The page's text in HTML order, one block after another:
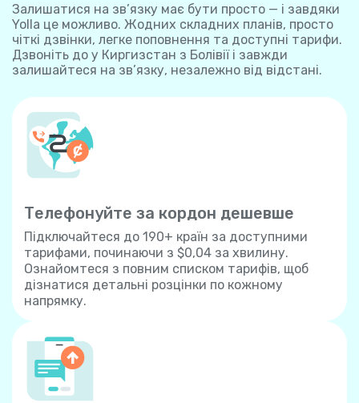
Залишатися на зв’язку має бути просто — і завдяки
Yolla це можливо. Жодних складних планів, просто
чіткі дзвінки, легке поповнення та доступні тарифи.
Дзвоніть до у Киргизстан з Болівії і завжди
залишайтеся на зв’язку, незалежно від відстані.
Телефонуйте за кордон дешевше
Підключайтеся до 190+ країн за доступними
тарифами, починаючи з $0,04 за хвилину.
Ознайомтеся з повним списком тарифів, щоб
дізнатися детальні розцінки по кожному
напрямку.